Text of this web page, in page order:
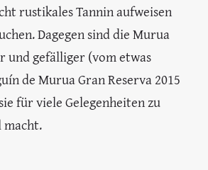
rustikales Tannin aufweisen
Dagegen sind die Murua
und gefälliger (vom etwas
de Murua Gran Reserva 2015
für viele Gelegenheiten zu
macht.